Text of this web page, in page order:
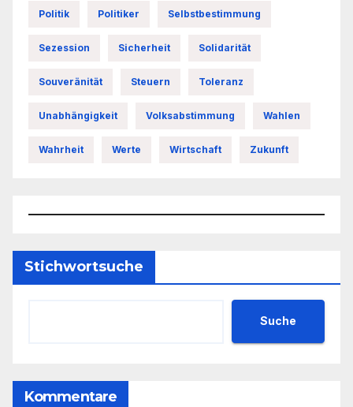
Politik Politiker Selbstbestimmung
Sezession Sicherheit Solidarität
Souveränität Steuern Toleranz
Unabhängigkeit Volksabstimmung Wahlen
Wahrheit Werte Wirtschaft Zukunft
Stichwortsuche
Suche
Kommentare